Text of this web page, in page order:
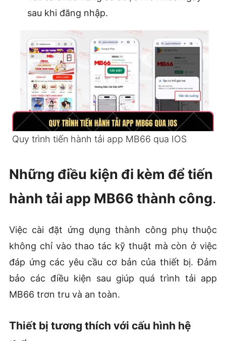
sau khi đăng nhập.
Quy trình tiến hành tải app MB66 qua IOS
Những điều kiện đi kèm để tiến
hành tải app MB66 thành công.
Việc cài đặt ứng dụng thành công phụ thuộc
không chỉ vào thao tác kỹ thuật mà còn ở việc
đáp ứng các yêu cầu cơ bản của thiết bị. Đảm
bảo các điều kiện sau giúp quá trình tải app
MB66 trơn tru và an toàn.
Thiết bị tương thích với cấu hình hệ